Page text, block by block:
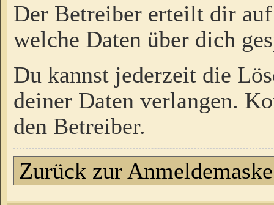
Der Betreiber erteilt dir
welche Daten über dich
Du kannst jederzeit die
deiner Daten verlangen.
den Betreiber.
Zurück zur Anmeldemaske